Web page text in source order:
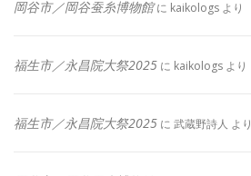
岡谷市／岡谷蚕糸博物館に kaikologs より
福生市／永昌院大祭2025 に kaikologs より
福生市／永昌院大祭2025 に 武蔵野詩人 より